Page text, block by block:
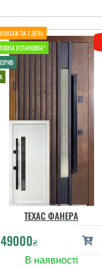
ТЕХАС ФАНЕРА
49000₴